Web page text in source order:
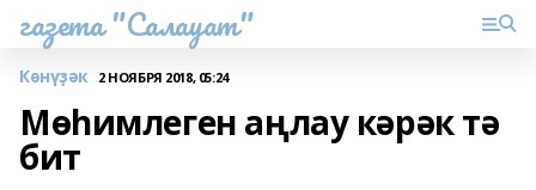
газета "Салауат"
Көнүҙәк 2 НОЯБРЯ 2018, 05:24
Мөһимлеген аңлау кәрәк тә
бит